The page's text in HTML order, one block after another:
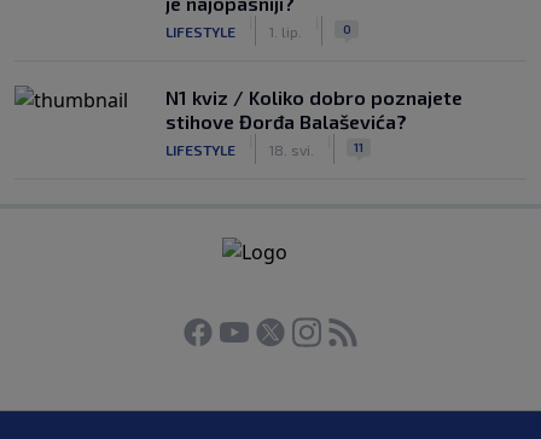
LIFESTYLE 1. lip. 0
N1 kviz / Koliko dobro poznajete
stihove Đorđa Balaševića?
LIFESTYLE 18. svi. 11